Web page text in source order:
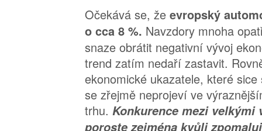
Očekává se, že evropský
o cca 8 %. Navzdory mnoha
snaze obrátit negativní vývoj
trend zatím nedaří zastavit.
ekonomické ukazatele, které
se zřejmě neprojeví ve
trhu. Konkurence mezi
poroste zejména kvůli